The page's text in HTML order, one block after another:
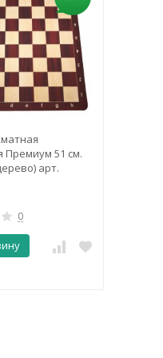
Премиум 51 см.
арт.
0